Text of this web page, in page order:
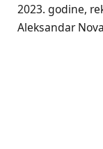
2023. godine,
Aleksandar